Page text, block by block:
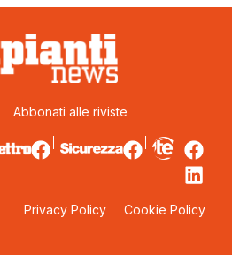
Abbonati alle riviste
Privacy Policy Cookie Policy